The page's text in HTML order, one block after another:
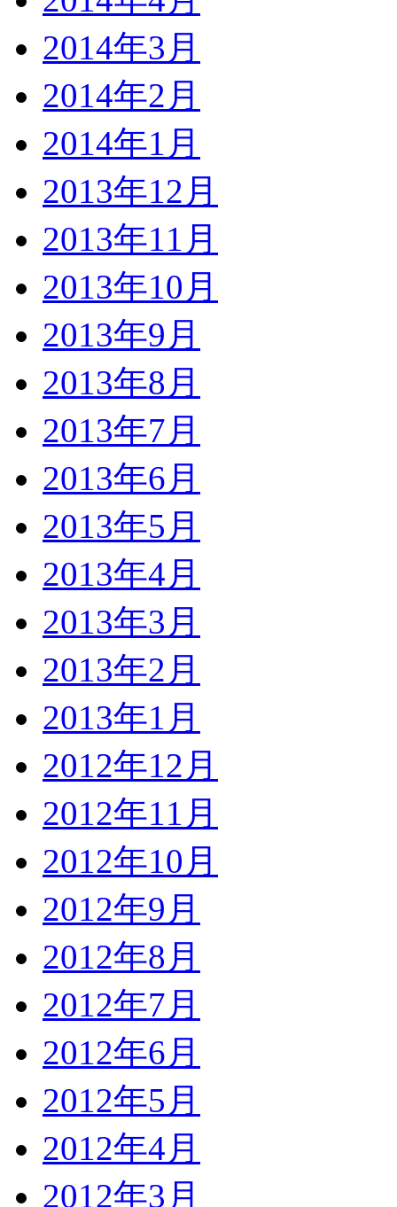
2014年3月
2014年2月
2014年1月
2013年12月
2013年11月
2013年10月
2013年9月
2013年8月
2013年7月
2013年6月
2013年5月
2013年4月
2013年3月
2013年2月
2013年1月
2012年12月
2012年11月
2012年10月
2012年9月
2012年8月
2012年7月
2012年6月
2012年5月
2012年4月
2012年3月